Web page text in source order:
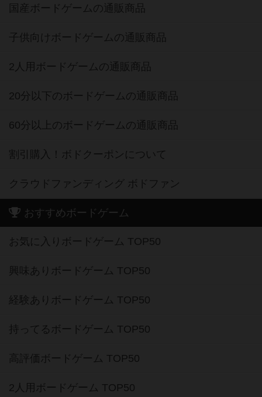
国産ボードゲームの通販商品
子供向けボードゲームの通販商品
2人用ボードゲームの通販商品
20分以下のボードゲームの通販商品
60分以上のボードゲームの通販商品
割引購入！ボドクーポンについて
クラウドファンディング ボドファン
おすすめボードゲーム
お気に入りボードゲーム TOP50
興味ありボードゲーム TOP50
経験ありボードゲーム TOP50
持ってるボードゲーム TOP50
高評価ボードゲーム TOP50
2人用ボードゲーム TOP50